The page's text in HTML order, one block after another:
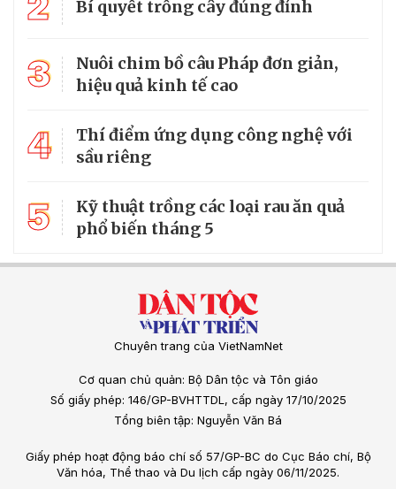
Bí quyết trồng cây đủng đỉnh
3
Nuôi chim bồ câu Pháp đơn giản,
hiệu quả kinh tế cao
4
Thí điểm ứng dụng công nghệ với
sầu riêng
5
Kỹ thuật trồng các loại rau ăn quả
phổ biến tháng 5
Chuyên trang của VietNamNet
Cơ quan chủ quản: Bộ Dân tộc và Tôn giáo
Số giấy phép: 146/GP-BVHTTDL, cấp ngày 17/10/2025
Tổng biên tập: Nguyễn Văn Bá
Giấy phép hoạt động báo chí số 57/GP-BC do Cục Báo chí, Bộ
Văn hóa, Thể thao và Du lịch cấp ngày 06/11/2025.